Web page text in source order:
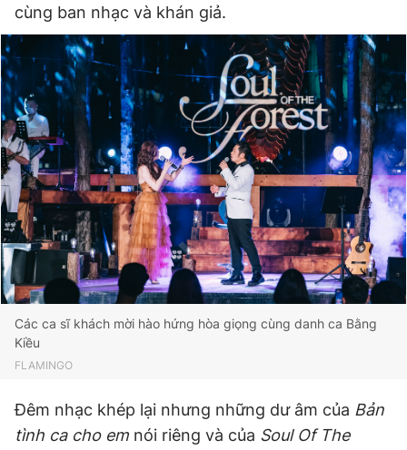
cùng ban nhạc và khán giả.
Các ca sĩ khách mời hào hứng hòa giọng cùng danh ca Bằng
Kiều
FLAMINGO
Đêm nhạc khép lại nhưng những dư âm của Bản
tình ca cho em nói riêng và của Soul Of The